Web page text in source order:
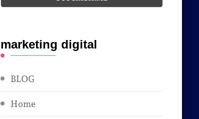
marketing digital
BLOG
Home